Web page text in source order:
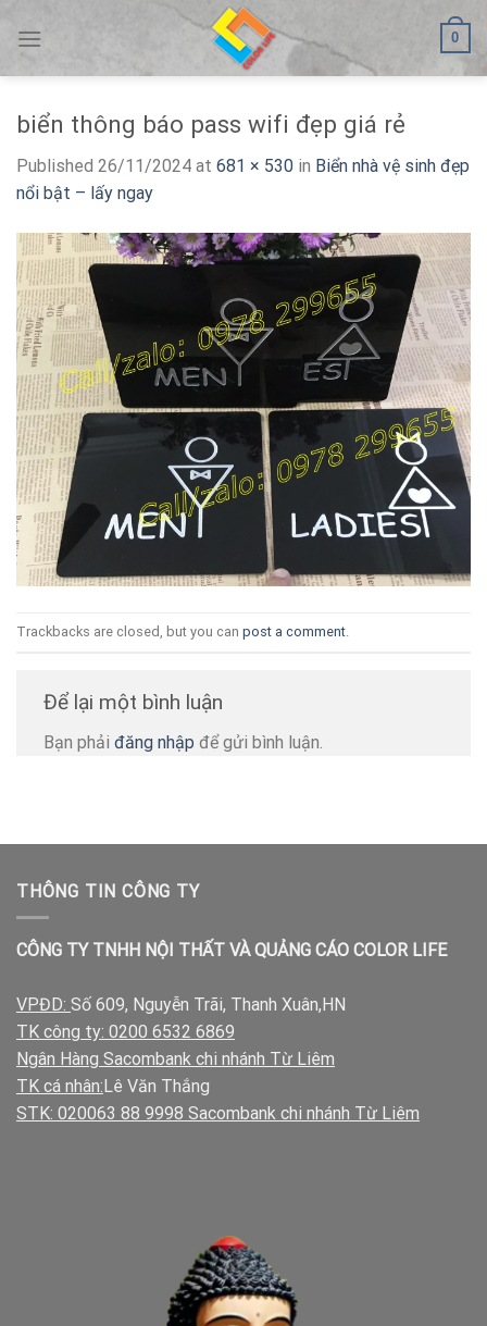
0
biển thông báo pass wifi đẹp giá rẻ
Published 26/11/2024 at 681 × 530 in Biển nhà vệ sinh đẹp
nổi bật – lấy ngay
Trackbacks are closed, but you can post a comment
Để lại một bình luận
Bạn phải đăng nhập để gửi bình luận.
THÔNG TIN CÔNG TY
CÔNG TY TNHH NỘI THẤT VÀ QUẢNG CÁO COLOR LIFE
VPĐD: Số 609, Nguyễn Trãi, Thanh Xuân,HN
TK công ty: 0200 6532 6869
Ngân Hàng Sacombank chi nhánh Từ Liêm
TK cá nhân: Lê Văn Thắng
STK: 020063 88 9998 Sacombank chi nhánh Từ Liêm